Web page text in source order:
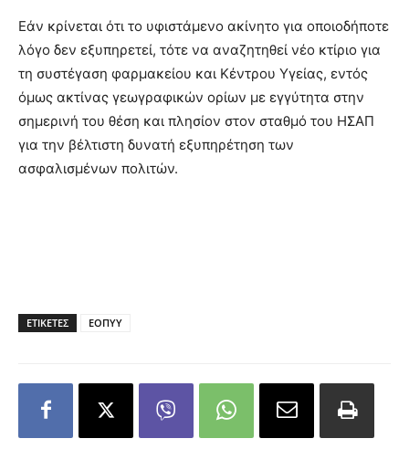
Εάν κρίνεται ότι το υφιστάμενο ακίνητο για οποιοδήποτε
λόγο δεν εξυπηρετεί, τότε να αναζητηθεί νέο κτίριο για
τη συστέγαση φαρμακείου και Κέντρου Υγείας, εντός
όμως ακτίνας γεωγραφικών ορίων με εγγύτητα στην
σημερινή του θέση και πλησίον στον σταθμό του ΗΣΑΠ
για την βέλτιστη δυνατή εξυπηρέτηση των
ασφαλισμένων πολιτών.
ΕΤΙΚΕΤΕΣ ΕΟΠΥΥ